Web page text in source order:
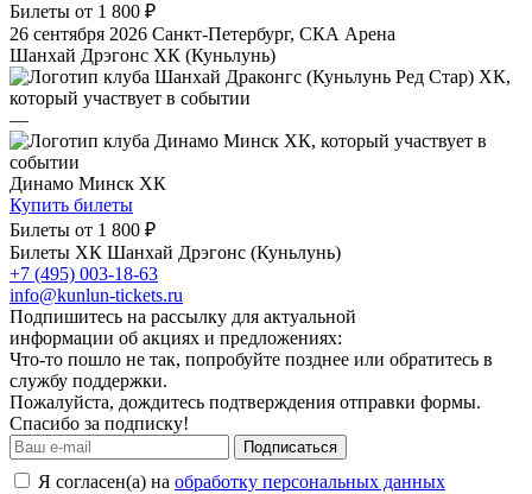
Билеты от 1 800 ₽
26 сентября 2026 Санкт-Петербург, СКА Арена
Шанхай Дрэгонс ХК (Куньлунь)
—
Динамо Минск ХК
Купить билеты
Билеты от 1 800 ₽
Билеты ХК Шанхай Дрэгонс (Куньлунь)
+7 (495) 003-18-63
info@kunlun-tickets.ru
Подпишитесь на рассылку для актуальной
информации об акциях и предложениях:
Что-то пошло не так, попробуйте позднее или обратитесь в
службу поддержки.
Пожалуйста, дождитесь подтверждения отправки формы.
Спасибо за подписку!
Подписаться
Я согласен(а) на обработку персональных данных